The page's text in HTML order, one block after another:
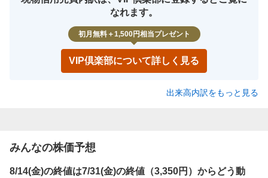
なれます。
初月無料＋1,500円相当プレゼント
VIP倶楽部について詳しく見る
出来高内訳をもっと見る
みんなの株価予想
8/14(金)の終値は7/31(金)の終値（3,350円）からどう動